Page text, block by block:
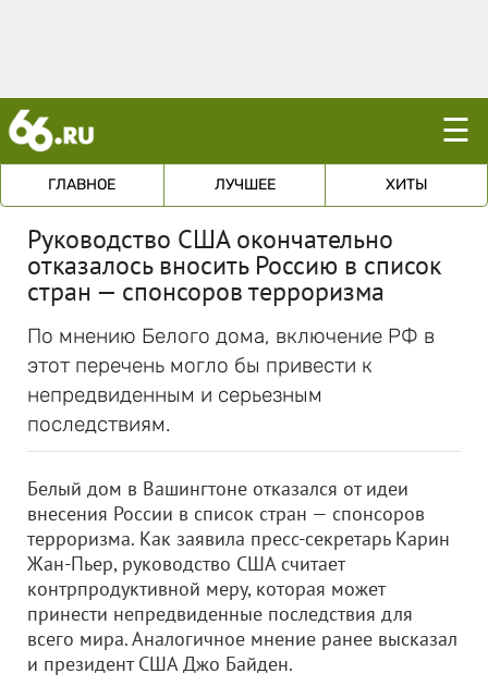
☰
ГЛАВНОЕ ЛУЧШЕЕ ХИТЫ
Руководство США окончательно
отказалось вносить Россию в список
стран — спонсоров терроризма
По мнению Белого дома, включение РФ в
этот перечень могло бы привести к
непредвиденным и серьезным
последствиям.
Белый дом в Вашингтоне отказался от идеи
внесения России в список стран — спонсоров
терроризма. Как заявила пресс-секретарь Карин
Жан-Пьер, руководство США считает
контрпродуктивной меру, которая может
принести непредвиденные последствия для
всего мира. Аналогичное мнение ранее высказал
и президент США Джо Байден.